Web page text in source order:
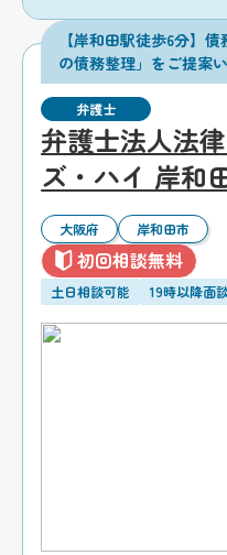
【岸和田駅徒歩6分】
の債務整理」をご提案
弁護士
弁護士法人法
ズ・ハイ 岸和
大阪府 岸和田市
初回相談無料
土日相談可能 19時以降面